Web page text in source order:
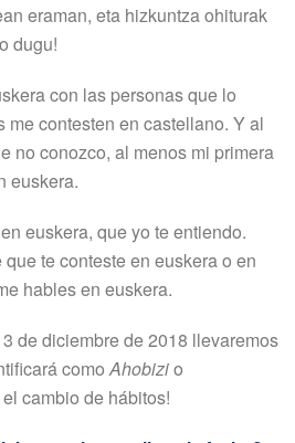
eraman, eta hizkuntza ohiturak
dugu!
con las personas que lo
contesten en castellano. Y al
no conozco, al menos mi primera
euskera.
euskera, que yo te entiendo.
te conteste en euskera o en
hables en euskera.
de diciembre de 2018 llevaremos
comoAhobizio
el cambio de hábitos!